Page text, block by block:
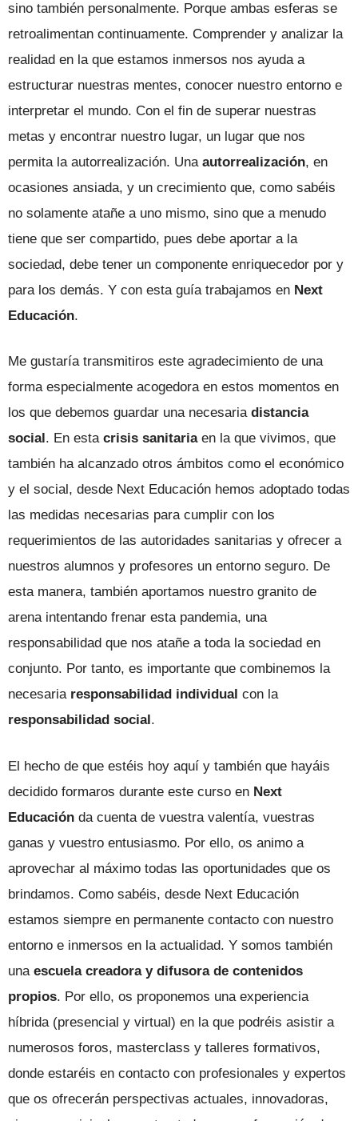
sino también personalmente. Porque ambas esferas se
retroalimentan continuamente. Comprender y analizar la
realidad en la que estamos inmersos nos ayuda a
estructurar nuestras mentes, conocer nuestro entorno e
interpretar el mundo. Con el fin de superar nuestras
metas y encontrar nuestro lugar, un lugar que nos
permita la autorrealización. Una autorrealización, en
ocasiones ansiada, y un crecimiento que, como sabéis
no solamente atañe a uno mismo, sino que a menudo
tiene que ser compartido, pues debe aportar a la
sociedad, debe tener un componente enriquecedor por y
para los demás. Y con esta guía trabajamos en Next
Educación.
Me gustaría transmitiros este agradecimiento de una
forma especialmente acogedora en estos momentos en
los que debemos guardar una necesaria distancia
social . En esta crisis sanitariaen la que vivimos, que
también ha alcanzado otros ámbitos como el económico
y el social, desde Next Educación hemos adoptado todas
las medidas necesarias para cumplir con los
requerimientos de las autoridades sanitarias y ofrecer a
nuestros alumnos y profesores un entorno seguro. De
esta manera, también aportamos nuestro granito de
arena intentando frenar esta pandemia, una
responsabilidad que nos atañe a toda la sociedad en
conjunto. Por tanto, es importante que combinemos la
necesaria responsabilidad individual con la
responsabilidad social .
El hecho de que estéis hoy aquí y también que hayáis
decidido formaros durante este curso en Next
Educación da cuenta de vuestra valentía, vuestras
ganas y vuestro entusiasmo. Por ello, os animo a
aprovechar al máximo todas las oportunidades que os
brindamos. Como sabéis, desde Next Educación
estamos siempre en permanente contacto con nuestro
entorno e inmersos en la actualidad. Y somos también
una escuela creadora y difusora de contenidos
propios. Por ello, os proponemos una experiencia
híbrida (presencial y virtual) en la que podréis asistir a
numerosos foros, masterclass y talleres formativos,
donde estaréis en contacto con profesionales y expertos
que os ofrecerán perspectivas actuales, innovadoras,